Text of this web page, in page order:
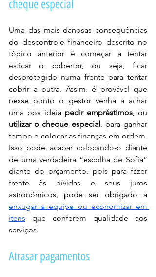
cheque especial
Uma das mais danosas consequências
do descontrole financeiro descrito no
tópico anterior é começar a tentar
esticar o cobertor, ou seja, ficar
desprotegido numa frente para tentar
cobrir a outra. Assim, é provável que
nesse ponto o gestor venha a achar
uma boa ideia pedir empréstimos
utilizar o cheque especial , para ganhar
tempo e colocar as finanças em ordem.
Isso pode acabar colocando-o diante
de uma verdadeira “escolha de Sofia”
diante do orçamento, pois para fazer
frente às dívidas e seus juros
enxugar a equipe ou economizar em
itens que conferem qualidade aos
serviços.
Atrasar pagamentos